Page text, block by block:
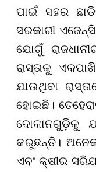
ପାଇଁ ସହର
ସରକାରୀ
ଯୋଗୁଁ
ରାସ୍ତାକୁ
ଯାଉଥିବା
ହୋଇଛି।
ଦୋକାନଗୁଡ଼ିକୁ
କରୁଛନ୍ତି।
ଏବଂ କ୍ଷୀର